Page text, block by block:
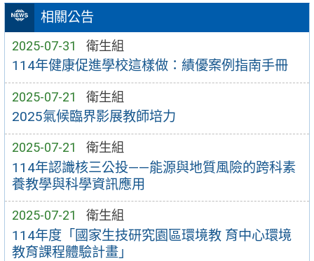
相關公告
2025-07-31 衛生組
114年健康促進學校這樣做：績優案例指南手冊
2025-07-21 衛生組
2025氣候臨界影展教師培力
2025-07-21 衛生組
114年認識核三公投——能源與地質風險的跨科素
養教學與科學資訊應用
2025-07-21 衛生組
114年度「國家生技研究園區環境教 育中心環境
教育課程體驗計畫」